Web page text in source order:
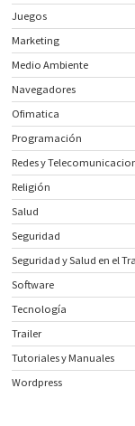
Juegos
Marketing
Medio Ambiente
Navegadores
Ofimatica
Programación
Redes y
Religión
Salud
Seguridad
Seguridad y Salud en el
Software
Tecnología
Trailer
Tutoriales y Manuales
Wordpress